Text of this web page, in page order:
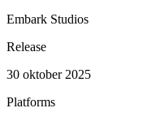
Embark Studios
Release
30 oktober 2025
Platforms